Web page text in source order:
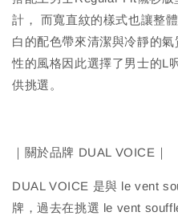
計， 而寬直紋的樣式也讓整
白的配色帶來清潔與冷靜的
性的風格因此選擇了男士的L
供挑選。
｜關於品牌 DUAL VOICE｜
DUAL VOICE 是與 le vent
牌，過去在挑選 le vent